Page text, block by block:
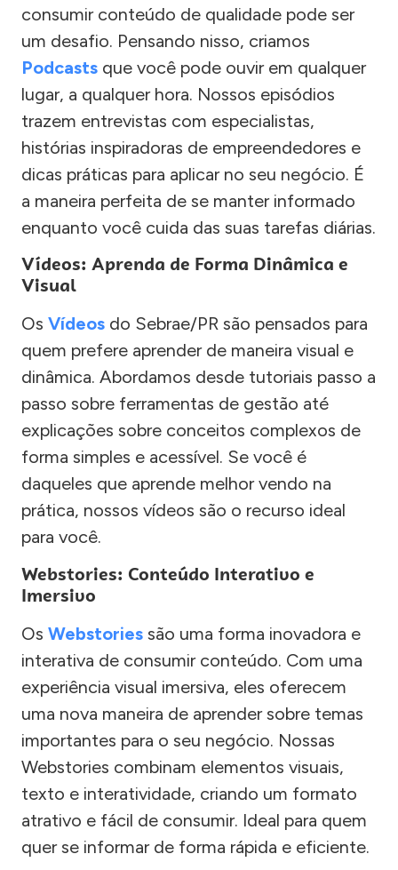
consumir conteúdo de qualidade pode ser
um desafio. Pensando nisso, criamos
Podcasts que você pode ouvir em qualquer
lugar, a qualquer hora. Nossos episódios
trazem entrevistas com especialistas,
histórias inspiradoras de empreendedores e
dicas práticas para aplicar no seu negócio. É
a maneira perfeita de se manter informado
enquanto você cuida das suas tarefas diárias.
Vídeos: Aprenda de Forma Dinâmica e
Visual
Os Vídeos do Sebrae/PR são pensados para
quem prefere aprender de maneira visual e
dinâmica. Abordamos desde tutoriais passo a
passo sobre ferramentas de gestão até
explicações sobre conceitos complexos de
forma simples e acessível. Se você é
daqueles que aprende melhor vendo na
prática, nossos vídeos são o recurso ideal
para você.
Webstories: Conteúdo Interativo e
Imersivo
Os Webstories são uma forma inovadora e
interativa de consumir conteúdo. Com uma
experiência visual imersiva, eles oferecem
uma nova maneira de aprender sobre temas
importantes para o seu negócio. Nossas
Webstories combinam elementos visuais,
texto e interatividade, criando um formato
atrativo e fácil de consumir. Ideal para quem
quer se informar de forma rápida e eficiente.